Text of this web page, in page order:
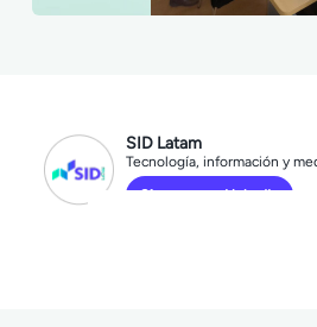
SID Latam
Tecnología, información y
Síguenos en LinkedIn